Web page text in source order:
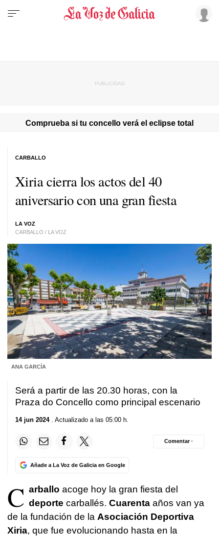
Comprueba si tu concello verá el eclipse total
Xiria cierra los actos del 40
aniversario con una gran fiesta
LA VOZ
CARBALLO / LA VOZ
CARBALLO
ANA GARCÍA
Será a partir de las 20.30 horas, con la
Praza do Concello como principal escenario
14 jun 2024. Actualizado a las 05:00 h.
Añade a La Voz de Galicia en Google
Comentar ·
C arballo acoge hoy la gran fiesta del
deporte carballés. Cuarenta años van ya
de la fundación de la Asociación Deportiva
Xiria, que fue evolucionando hasta en la